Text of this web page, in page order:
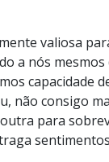
valiosa
a nós
capacidade
não consigo
para